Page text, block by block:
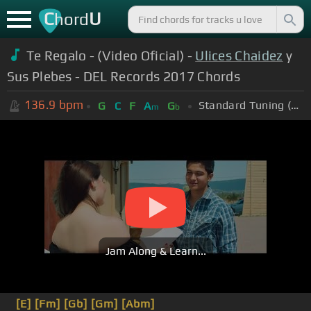
ChordU
Te Regalo - (Video Oficial) - Ulices Chaidez y
Sus Plebes - DEL Records 2017 Chords
136.9 bpm G C F Am Gb Standard Tuning (EADGBE)
Jam Along & Learn...
[E] [Fm] [Gb] [Gm] [Abm]